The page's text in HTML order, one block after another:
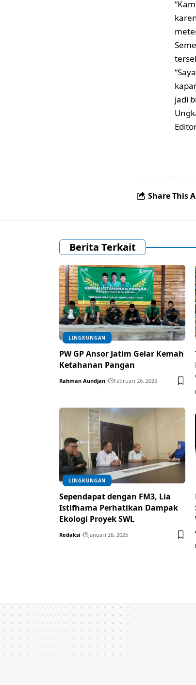
jadi
Share This
Berita Terkait
LINGKUNGAN
PW GP Ansor Jatim Gelar Kemah
Ketahanan Pangan
Rahman Aundjan Februari 26, 2025
LINGKUNGAN
Sependapat dengan FM3, Lia
Istifhama Perhatikan Dampak
Ekologi Proyek SWL
Redaksi Januari 26, 2025